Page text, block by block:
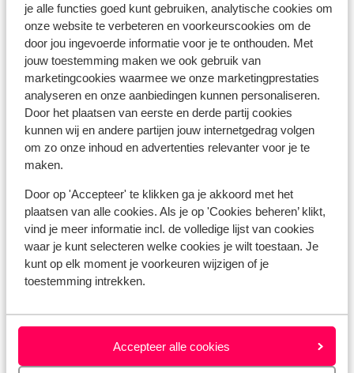
je alle functies goed kunt gebruiken, analytische cookies om
onze website te verbeteren en voorkeurscookies om de
door jou ingevoerde informatie voor je te onthouden. Met
jouw toestemming maken we ook gebruik van
marketingcookies waarmee we onze marketingprestaties
analyseren en onze aanbiedingen kunnen personaliseren.
Door het plaatsen van eerste en derde partij cookies
kunnen wij en andere partijen jouw internetgedrag volgen
om zo onze inhoud en advertenties relevanter voor je te
maken.
Door op 'Accepteer' te klikken ga je akkoord met het
plaatsen van alle cookies. Als je op 'Cookies beheren’ klikt,
vind je meer informatie incl. de volledige lijst van cookies
waar je kunt selecteren welke cookies je wilt toestaan. Je
kunt op elk moment je voorkeuren wijzigen of je
toestemming intrekken.
Accepteer alle cookies
10 Fantastisch
28 mei 2026
Heerlijke locatie, fijne woning & zwembad.
Heerlijke locatie, fijne woning & zwembad.
Anoniem
Alleenstaande ouder
Bekijk alle 1 ervaringen
Locatie
Bekijk op kaart
Afstanden
Centrum: 3 km